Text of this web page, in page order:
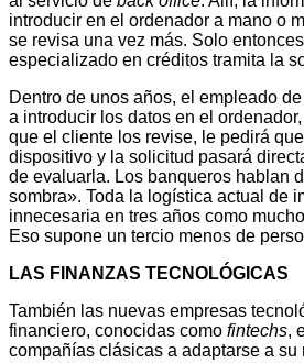
introducir en el ordenador a mano o
se revisa una vez más. Solo
especializado en créditos tramita la
Dentro de unos años, el empleado
a introducir los datos en el
que el cliente los revise, le pedirá
dispositivo y la solicitud pasará
de evaluarla. Los banqueros hablan
sombra». Toda la logística actual de
innecesaria en tres años como
Eso supone un tercio menos de
LAS FINANZAS TECNOLÓGICAS
También las nuevas empresas
financiero, conocidas como fintechs,
compañías clásicas a adaptarse a su